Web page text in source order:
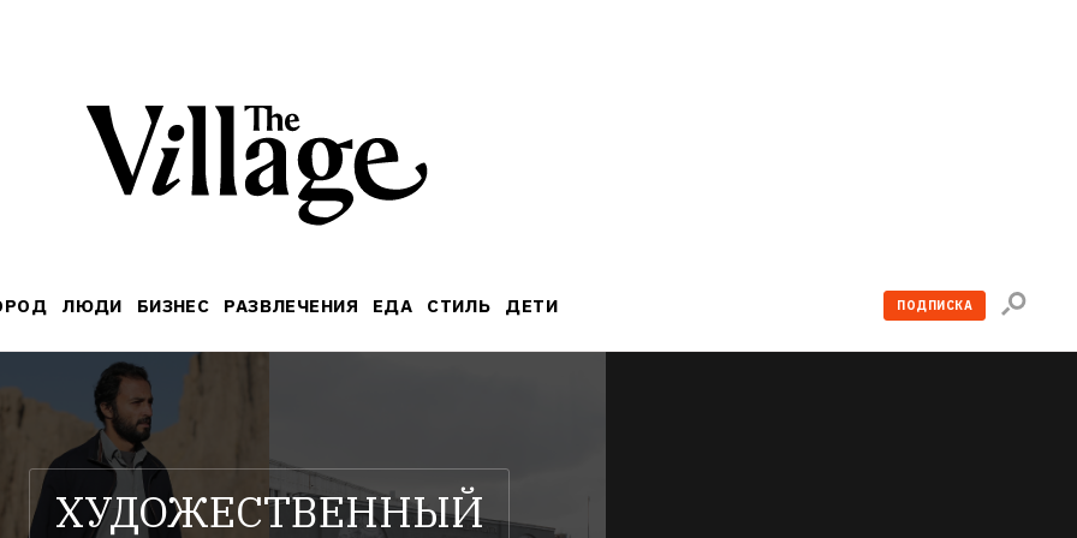
ПОДПИСКА
Поиск
по
ЛЮДИ БИЗНЕС РАЗВЛЕЧЕНИЯ ЕДА СТИЛЬ ДЕТИ